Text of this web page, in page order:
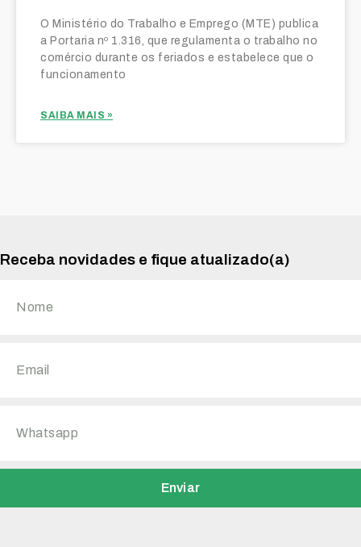
O Ministério do Trabalho e Emprego (MTE) publica
a Portaria nº 1.316, que regulamenta o trabalho no
comércio durante os feriados e estabelece que o
funcionamento
SAIBA MAIS »
Receba novidades e fique atualizado(a)
Enviar